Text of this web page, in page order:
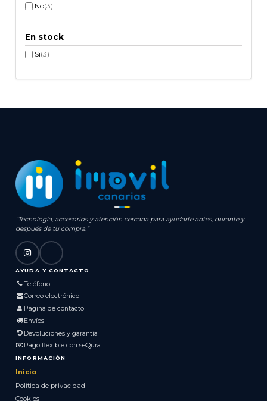
No(3)
En stock
Si(3)
“Tecnología, accesorios y atención cercana para ayudarte antes, durante y
después de tu compra.”
AYUDA Y CONTACTO
Teléfono
Correo electrónico
Página de contacto
Envíos
Devoluciones y garantía
Pago flexible con seQura
INFORMACIÓN
Inicio
Política de privacidad
Cookies